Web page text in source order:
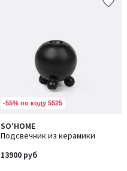
-55% по коду 5525
SO'HOME
Подсвечник из керамики
13900 руб